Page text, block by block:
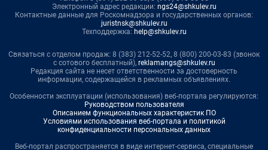
Электронный адрес редакции: ngs24@shkulev.ru
Контактные данные для Роскомнадзора и государственных органов:
juristnsk@shkulev.ru
Техподдержка: help@shkulev.ru
Связаться с отделом продаж: 8 (383) 212-52-52, 8 (800) 200-03-83 (звонок
с сотового бесплатный), reklamangs@shkulev.ru
Редакция сайта не несет ответственности за достоверность
информации, содержащейся в рекламных объявлениях.
Особенности эксплуатации (использования) веб-портала регулируются:
Руководством пользователя
Описанием функциональных характеристик ПО
Условиями использования веб-портала и политикой
конфиденциальности персональных данных
Веб-портал распространяется в виде интернет-сервиса, специальные